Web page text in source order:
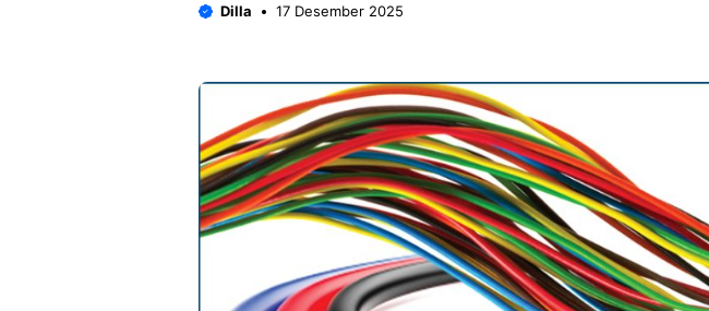
Dilla 17 Desember 2025